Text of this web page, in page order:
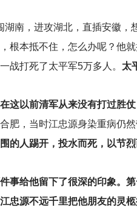
南，进攻湖北，直插安徽，
根本抵不住，怎么办呢？他
战打死了太平军5万多人。 太
这以前清军从来没有打过胜
肥，当时江忠源身染重病仍
的人踢开，投水而死，以节烈
事给他留下了很深的印象。
忠源不远千里把他朋友的灵